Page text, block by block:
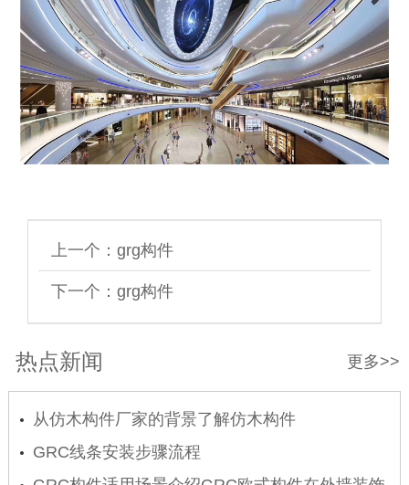
上一个： grg构件
下一个： grg构件
更多>>
热点新闻
从仿木构件厂家的背景了解仿木构件
GRC线条安装步骤流程